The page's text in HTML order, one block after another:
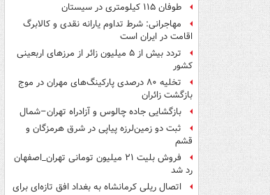
طوفان ۱۱۵ کیلومتری در سیستان
مهاجرانی: شرط تداوم یارانه نقدی و کالابرگ
اقامت در ایران است
تردد بیش از ۵ میلیون زائر از مرزهای اربعینی
کشور
تخلیه ۸۰ درصدی پارکینگ‌های مهران در موج
بازگشت زائران
بازگشایی جاده چالوس و آزادراه تهران–شمال
ثبت دو زمین‌لرزه پیاپی در شرق هرمزگان و
قشم
فروش بلیت ۲۱ میلیون تومانی تهران_اصفهان
رد شد
اتصال ریلی کرمانشاه به بغداد افق تازه‌ای برای